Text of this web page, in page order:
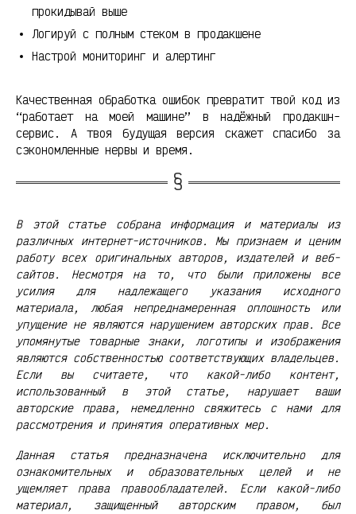
прокидывай выше
Логируй с полным стеком в продакшене
Настрой мониторинг и алертинг
Качественная обработка ошибок превратит твой код из
“работает на моей машине” в надёжный продакшн-
сервис. А твоя будущая версия скажет спасибо за
сэкономленные нервы и время.
В этой статье собрана информация и материалы из
различных интернет-источников. Мы признаем и ценим
работу всех оригинальных авторов, издателей и веб-
сайтов. Несмотря на то, что были приложены все
усилия для надлежащего указания исходного
материала, любая непреднамеренная оплошность или
упущение не являются нарушением авторских прав. Все
упомянутые товарные знаки, логотипы и изображения
являются собственностью соответствующих владельцев.
Если вы считаете, что какой-либо контент,
использованный в этой статье, нарушает ваши
авторские права, немедленно свяжитесь с нами для
рассмотрения и принятия оперативных мер.
Данная статья предназначена исключительно для
ознакомительных и образовательных целей и не
ущемляет права правообладателей. Если какой-либо
материал, защищенный авторским правом, был